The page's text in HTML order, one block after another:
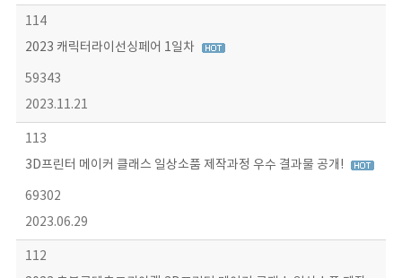
114
2023 캐릭터라이선싱페어 1일차
59343
2023.11.21
113
3D프린터 메이커 클래스 일상소품 제작과정 우수 결과물 공개!
69302
2023.06.29
112